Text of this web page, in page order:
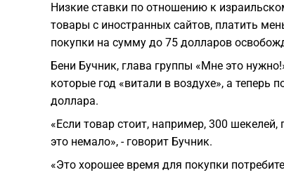
Низкие ставки по отношению к
товары с иностранных сайтов, платить
покупки на сумму до 75 долларов
Бени Бучник, глава группы «Мне это
которые год «витали в воздухе», а теперь
доллара.
«Если товар стоит, например, 300
это немало», - говорит Бучник.
«Это хорошее время для покупки